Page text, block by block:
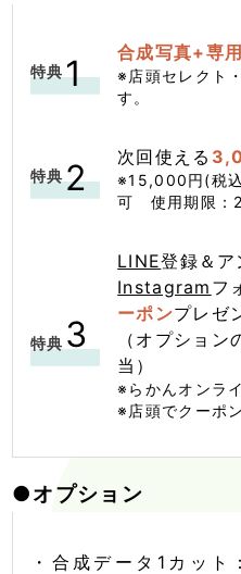
合成写真+専
※店頭セレクト
す。
次回使える
※15,000円(税
可 使用期限：
LINE登録＆ア
Instagram フ
ーポンプレゼ
（オプショ
当）
※らかんオンラ
※店頭でクーポ
●オプション
・合成データ1カッ